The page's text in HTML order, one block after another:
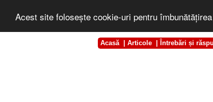
Acest site foloseşte cookie-uri pentru
Acasă| Articole Întrebări și